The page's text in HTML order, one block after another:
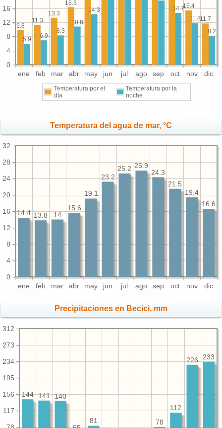
ene feb mar abr may jun jul ago sep oct nov dic
0
4
8
12
16
11.7
15.4
16.3
13.3
11.3
9.8
8.2
11.8
14.7
14.3
10.8
8.3
6.9
5.9
Temperatura por el
día
Temperatura por la
noche
Temperatura del agua de mar, °C
ene feb mar abr may jun jul ago sep oct nov dic
0
4
8
12
16
20
24
28
32
16.6
19.4
21.5
24.3
25.9
25.2
23.2
19.1
15.6
14
13.8
14.4
Precipitaciones en Becici, mm
117
156
195
234
273
312
233
226
112
78
81
140
141
144